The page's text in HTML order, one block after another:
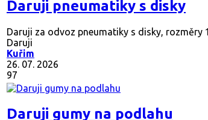
Daruji pneumatiky s disky
Daruji za odvoz pneumatiky s disky, rozměry
Daruji
Kuřim
26. 07. 2026
97
Daruji gumy na podlahu